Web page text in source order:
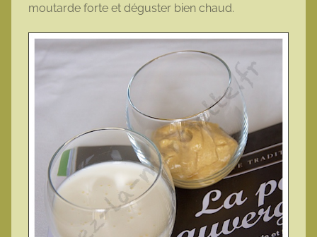
moutarde forte et déguster bien chaud.